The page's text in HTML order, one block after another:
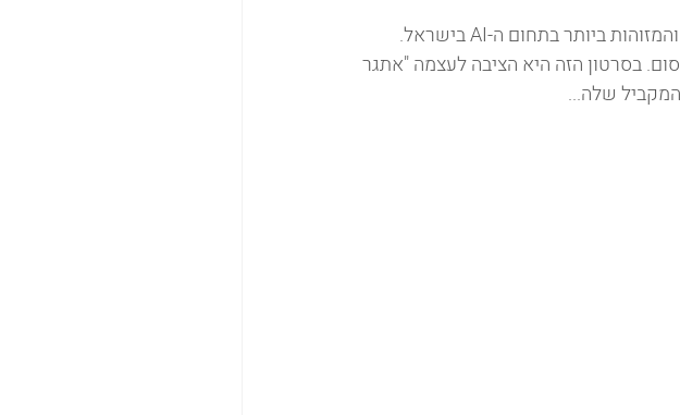
אלה היא צלמת סטילס ואופנה שהפכה לאחת היוצרות הבולטות והמזוהות ביותר בתחום ה-AI בישראל.
בסרטון הזה היא הציבה לעצמה "אתגר